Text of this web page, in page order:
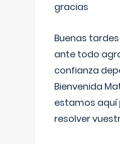
gracias
Buenas
ante todo
confianza
Bienvenida
estamos aquí
resolver